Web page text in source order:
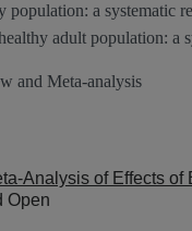
a systematic
adult population: a
and Meta-analysis
Analysis of Effects
Open